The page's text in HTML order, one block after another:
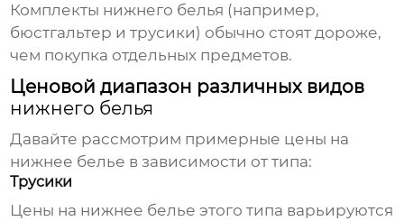
Комплекты нижнего белья (например,
бюстгальтер и трусики) обычно стоят дороже,
чем покупка отдельных предметов.
Ценовой диапазон различных видов
нижнего белья
Давайте рассмотрим примерные цены на
нижнее белье в зависимости от типа:
Трусики
Цены на нижнее белье этого типа варьируются